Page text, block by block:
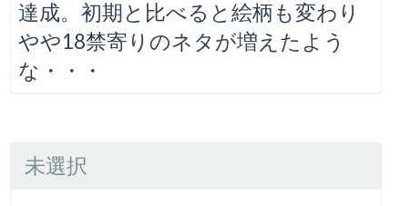
達成。初期と比べると絵柄も変わり
やや18禁寄りのネタが増えたよう
な・・・
未選択